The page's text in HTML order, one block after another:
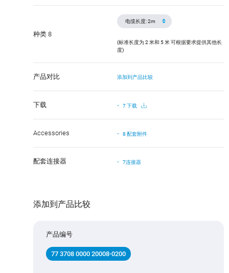
种类 8
(标准长度为 2 米和 5 米 可根据要求提供其他长
度)
产品对比 添加到产品比较
下载 7 下载
Accessories 8 配套附件
配套连接器 7连接器
添加到产品比较
产品编号
77 3708 0000 20008-0200